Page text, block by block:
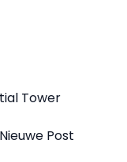
Tower
Post